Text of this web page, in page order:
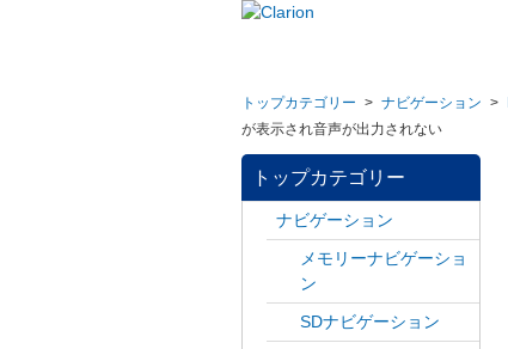
トップカテゴリー > ナビゲーション >
が表示され音声が出力されない
トップカテゴリー
ナビゲーション
メモリーナビゲーショ
ン
SDナビゲーション